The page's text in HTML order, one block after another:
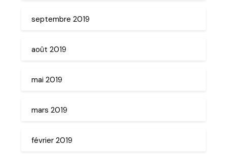
septembre 2019
août 2019
mai 2019
mars 2019
février 2019